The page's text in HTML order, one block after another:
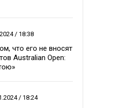
/ 18:38
что его не вносят
Australian Open:
/ 18:24